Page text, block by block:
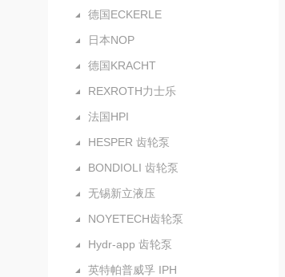
德国ECKERLE
日本NOP
德国KRACHT
REXROTH力士乐
法国HPI
HESPER 齿轮泵
BONDIOLI 齿轮泵
无锡新立液压
NOYETECH齿轮泵
Hydr-app 齿轮泵
英特帕普威孚 IPH